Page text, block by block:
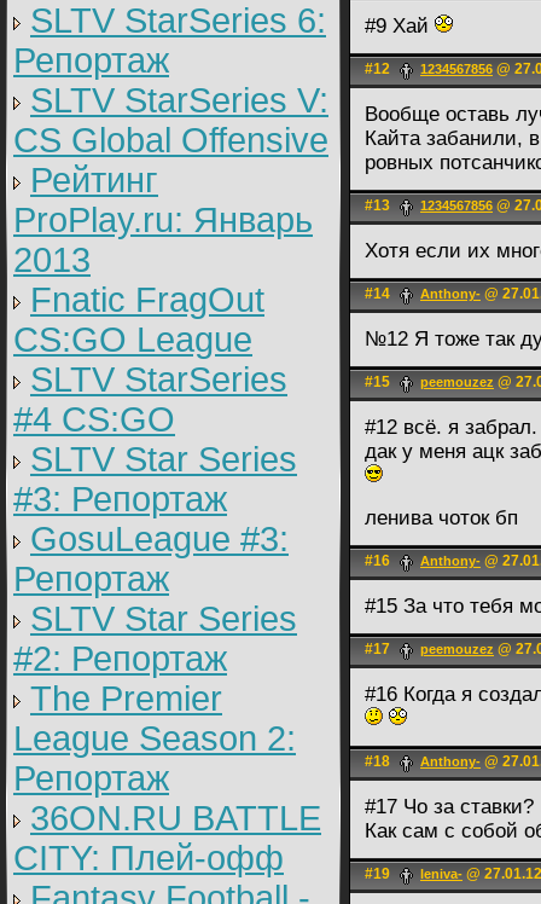
SLTV StarSeries 6:
Репортаж
SLTV StarSeries V:
CS Global Offensive
Рейтинг
ProPlay.ru: Январь
2013
Fnatic FragOut
CS:GO League
SLTV StarSeries
#4 CS:GO
SLTV Star Series
#3: Репортаж
GosuLeague #3:
Репортаж
SLTV Star Series
#2: Репортаж
The Premier
League Season 2:
Репортаж
36ON.RU BATTLE
CITY: Плей-офф
#9 Хай
#12 1234567856 @
Вообще оставь
Кайта забанили,
ровных
#13 1234567856 @
Хотя если их
#14 Anthony- @
№12 Я тоже так
#15 peemouzez @
#12 всё. я забрал.
дак у меня ацк
ленива чоток бп
#16 Anthony- @
#15 За что тебя
#17 peemouzez @
#16 Когда я
#18 Anthony- @
#17 Чо за ставки?
Как сам с собой
#19 leniva- @